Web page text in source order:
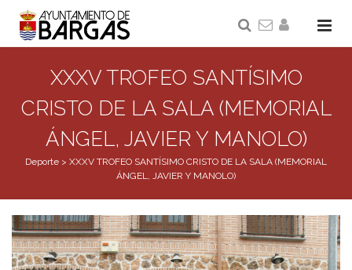
XXXV TROFEO SANTÍSIMO
CRISTO DE LA SALA (MEMORIAL
ÁNGEL, JAVIER Y MANOLO)
Deporte > XXXV TROFEO SANTÍSIMO CRISTO DE LA SALA (MEMORIAL
ÁNGEL, JAVIER Y MANOLO)